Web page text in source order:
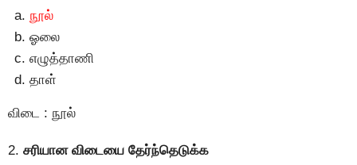
நூல்
ஓலை
எழுத்தாணி
தாள்
விடை : நூல்
2. சரியான விடையை தேர்ந்தெடுக்க